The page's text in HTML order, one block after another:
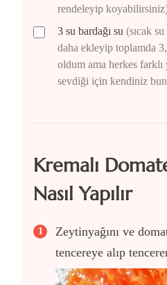
rendeleyip
3 su bardağı su (sıcak
daha ekleyip toplamda
oldum ama herkes farklı
sevdiği için kendiniz
Kremalı
Nasıl Yapılır
Zeytinyağını ve
tencereye alıp